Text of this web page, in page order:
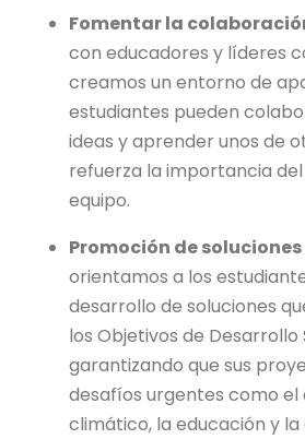
Fomentar la
con educadores y líderes
creamos un entorno de
estudiantes pueden
ideas y aprender unos de
refuerza la importancia
equipo.
Promoción de
orientamos a los
desarrollo de soluciones
los Objetivos de Desarrollo
garantizando que sus
desafíos urgentes como el
climático, la educación y la